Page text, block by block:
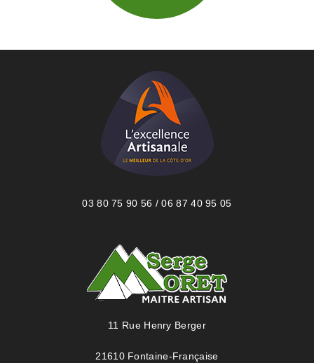
03 80 75 90 56 / 06 87 40 95 05
11 Rue Henry Berger
21610 Fontaine-Française